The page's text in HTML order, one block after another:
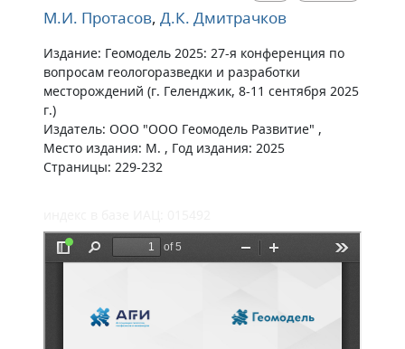
М.И. Протасов, Д.К. Дмитрачков
Издание: Геомодель 2025: 27-я конференция по
вопросам геологоразведки и разработки
месторождений (г. Геленджик, 8-11 сентября 2025
г.)
Издатель: ООО "ООО Геомодель Развитие" ,
Место издания: М. , Год издания: 2025
Страницы: 229-232